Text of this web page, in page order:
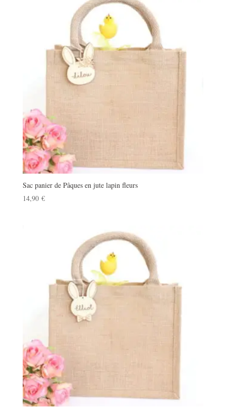
Sac panier de Pâques en jute lapin fleurs
14,90 €